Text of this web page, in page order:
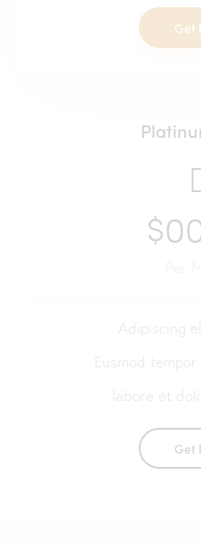
Get
Adipiscing
Eusmod
labore et
Get